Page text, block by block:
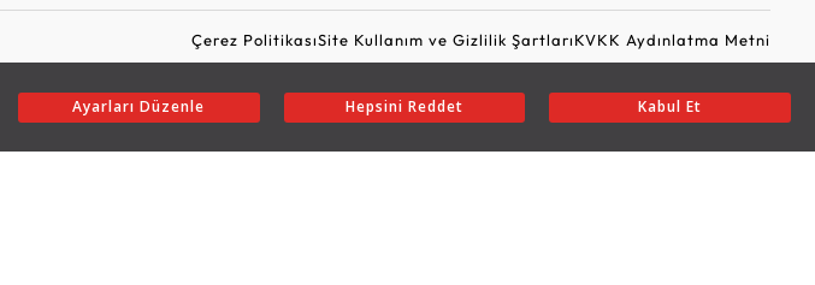
Ayarları Düzenle Hepsini Reddet Kabul Et
Çerez PolitikasıSite Kullanım ve Gizlilik ŞartlarıKVKK Aydınlatma Metni